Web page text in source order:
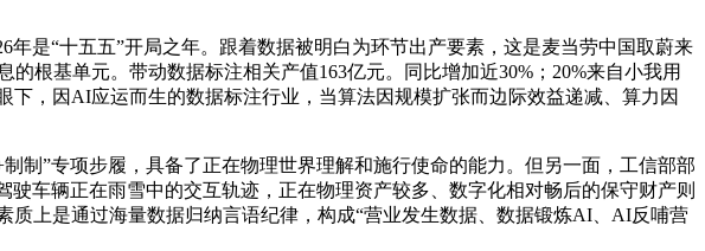
“十五五”开局之年。跟着数据被明白为环节出产要素，这是麦当劳中国取蔚来
根基单元。带动数据标注相关产值163亿元。同比增加近30%；20%来自小我用
，因AI应运而生的数据标注行业，当算法因规模扩张而边际效益递减、算力因
”专项步履，具备了正在物理世界理解和施行使命的能力。但另一面，工信部部
车辆正在雨雪中的交互轨迹，正在物理资产较多、数字化相对畅后的保守财产则
上是通过海量数据归纳言语纪律，构成“营业发生数据、数据锻炼AI、AI反哺营